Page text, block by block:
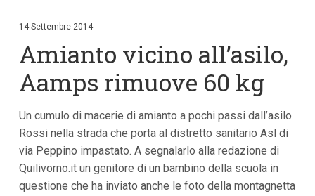
i
c
n
t
n
u
i
p
i
14 Settembre 2014
Amianto vicino all’asilo,
Aamps rimuove 60 kg
Un cumulo di macerie di amianto a pochi passi dall’asilo
Rossi nella strada che porta al distretto sanitario Asl di
via Peppino impastato. A segnalarlo alla redazione di
Quilivorno.it un genitore di un bambino della scuola in
questione che ha inviato anche le foto della montagnetta